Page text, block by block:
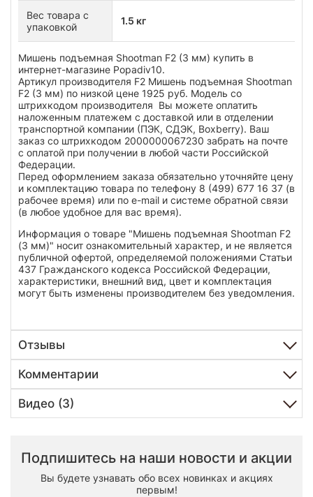
Вес товара с
упаковкой
1.5 кг
Мишень подъемная Shootman F2 (3 мм) купить в
интернет-магазине Popadiv10.
Артикул производителя F2 Мишень подъемная Shootman
F2 (3 мм) по низкой цене 1925 руб. Модель со
штрихкодом производителя Вы можете оплатить
наложенным платежем с доставкой или в отделении
транспортной компании (ПЭК, СДЭК, Boxberry). Ваш
заказ со штрихкодом 2000000067230 забрать на почте
с оплатой при получении в любой части Российской
Федерации.
Перед оформлением заказа обязательно уточняйте цену
и комплектацию товара по телефону 8 (499) 677 16 37 (в
рабочее время) или по e-mail и системе обратной связи
(в любое удобное для вас время).
Информация о товаре "Мишень подъемная Shootman F2
(3 мм)" носит ознакомительный характер, и не является
публичной офертой, определяемой положениями Статьи
437 Гражданского кодекса Российской Федерации,
характеристики, внешний вид, цвет и комплектация
могут быть изменены производителем без уведомления.
Отзывы
Комментарии
Видео (3)
Подпишитесь на наши новости и акции
Вы будете узнавать обо всех новинках и акциях
первым!